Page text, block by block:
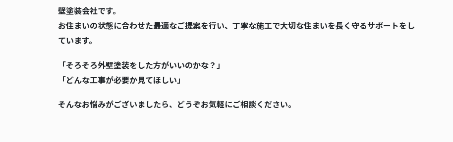
壁塗装会社です。
お住まいの状態に合わせた最適なご提案を行い、丁寧な施工で大切な住まいを長く守るサポートをし
ています。
「そろそろ外壁塗装をした方がいいのかな？」
「どんな工事が必要か見てほしい」
そんなお悩みがございましたら、どうぞお気軽にご相談ください。